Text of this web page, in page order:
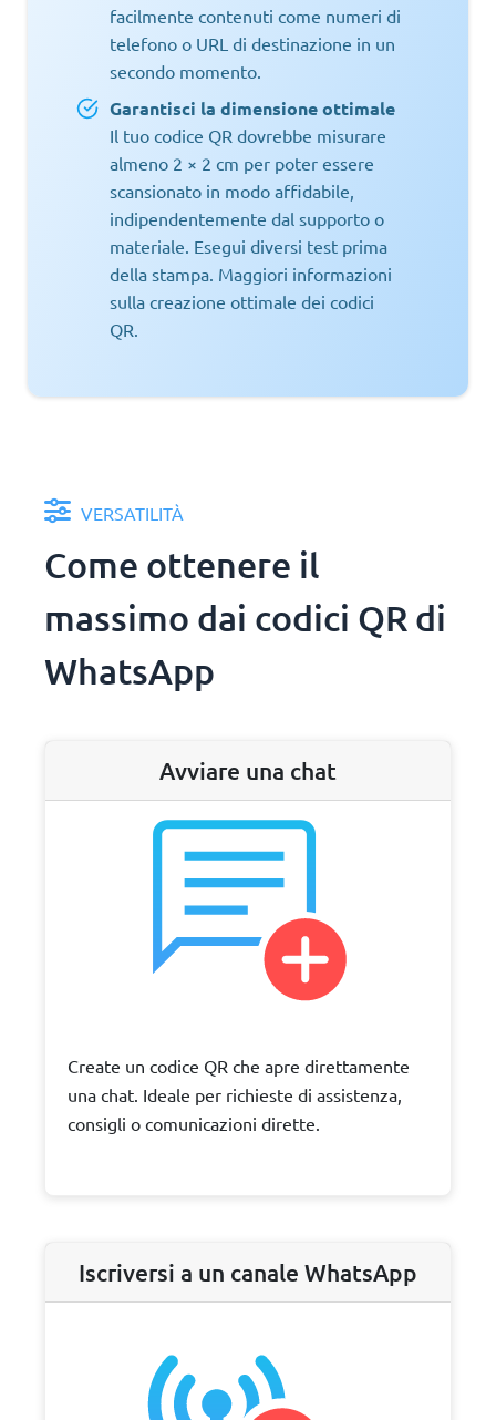
facilmente contenuti come numeri di
telefono o URL di destinazione in un
secondo momento.
Garantisci la dimensione ottimale
Il tuo codice QR dovrebbe misurare
almeno 2 × 2 cm per poter essere
scansionato in modo affidabile,
indipendentemente dal supporto o
materiale. Esegui diversi test prima
della stampa. Maggiori informazioni
sulla creazione ottimale dei codici
QR.
VERSATILITÀ
Come ottenere il
massimo dai codici QR di
WhatsApp
Avviare una chat
Create un codice QR che apre direttamente
una chat. Ideale per richieste di assistenza,
consigli o comunicazioni dirette.
Iscriversi a un canale WhatsApp